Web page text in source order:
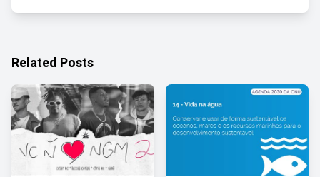
Related Posts